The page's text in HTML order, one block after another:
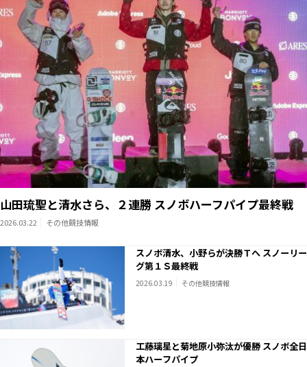
山田琉聖と清水さら、２連勝 スノボハーフパイプ最終戦
2026.03.22 その他競技情報
スノボ清水、小野らが決勝Ｔへ スノーリー
グ第１Ｓ最終戦
2026.03.19 その他競技情報
工藤璃星と菊地原小弥汰が優勝 スノボ全日
本ハーフパイプ